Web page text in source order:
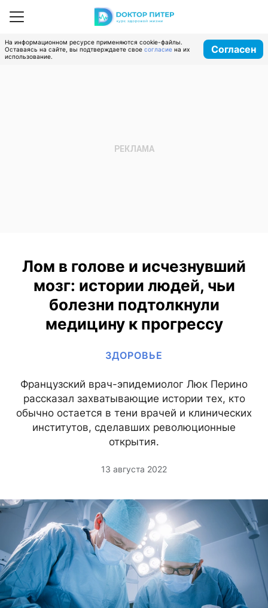
На информационном ресурсе применяются cookie-файлы.
Оставаясь на сайте, вы подтверждаете свое согласие на их
использование.
Согласен
Лом в голове и исчезнувший
мозг: истории людей, чьи
болезни подтолкнули
медицину к прогрессу
ЗДОРОВЬЕ
Французский врач-эпидемиолог Люк Перино
рассказал захватывающие истории тех, кто
обычно остается в тени врачей и клинических
институтов, сделавших революционные
открытия.
13 августа 2022